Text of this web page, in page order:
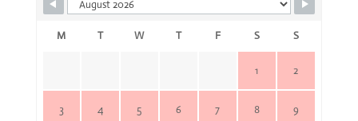
M T W T F S S
1 2
3 4 5 6 7 8 9